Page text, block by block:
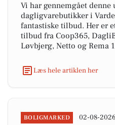
Vi har gennemgået
dagligvarebutikker i
fantastiske tilbud. Her er
tilbud fra Coop365,
Løvbjerg, Netto og Rema
Læs hele artiklen her
BOLIGMARKED 02-08-